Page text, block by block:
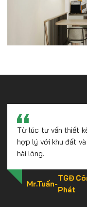
Khi có nhu cầu, cô
cháu. Và các cháu
theo ý nguyện của
Cô Hà-Hà Nội